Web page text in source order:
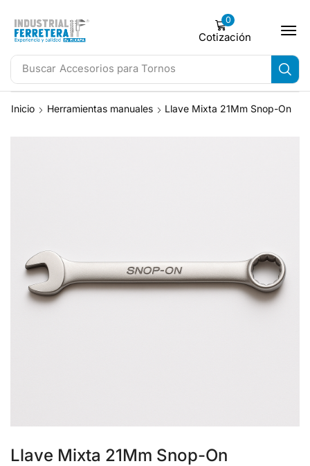
Buscar Accesorios para Tornos
0
Cotización
Inicio Herramientas manuales Llave Mixta 21Mm Snop-On
Llave Mixta 21Mm Snop-On